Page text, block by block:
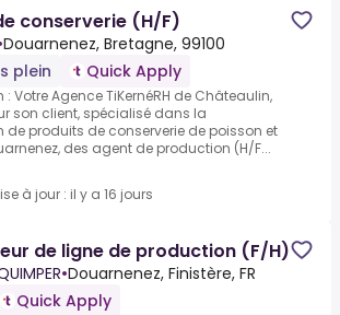
conserverie (H/F)
Douarnenez, Bretagne, 99100
plein
Quick Apply
: Votre Agence TiKernéRH de Châteaulin,
son client, spécialisé dans la
produits de conserverie de poisson et
des agent de production (H/F...
à jour : il y a 16 jours
de ligne de production (F/H)
•Douarnenez, Finistère, FR
Quick Apply